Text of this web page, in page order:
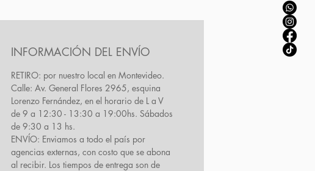
INFORMACIÓN DEL ENVÍO
RETIRO: por nuestro local en Montevideo.
Calle: Av. General Flores 2965, esquina
Lorenzo Fernández, en el horario de L a V
de 9 a 12:30 - 13:30 a 19:00hs. Sábados
de 9:30 a 13 hs.
ENVÍO: Enviamos a todo el país por
agencias externas, con costo que se abona
al recibir. Los tiempos de entrega son de